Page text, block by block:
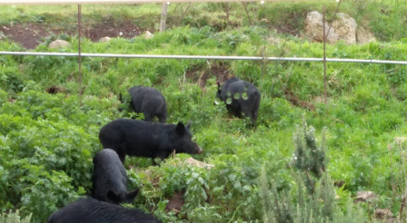
#coldirettis
icilia